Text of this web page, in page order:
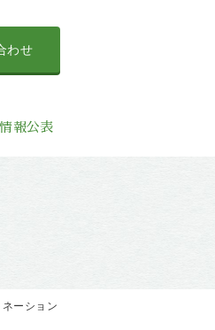
わせ
情報公表
ーション